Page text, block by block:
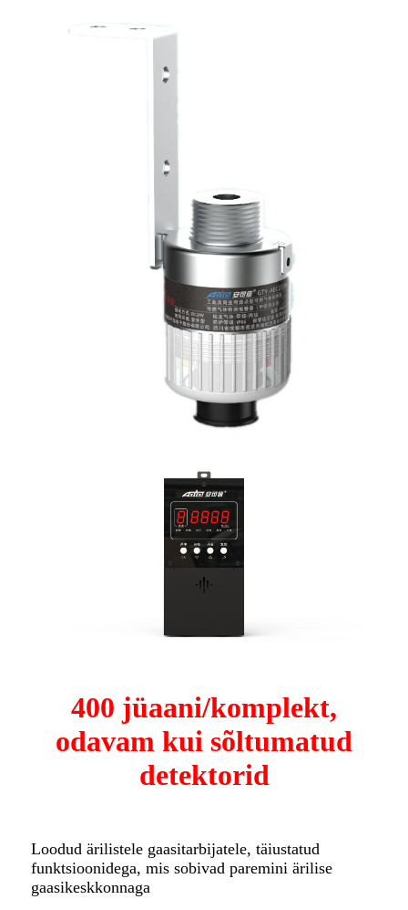
400 jüaani/komplekt,
odavam kui sõltumatud
detektorid
Loodud ärilistele gaasitarbijatele, täiustatud
funktsioonidega, mis sobivad paremini ärilise
gaasikeskkonnaga